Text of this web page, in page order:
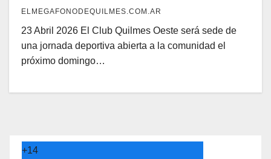
ELMEGAFONODEQUILMES.COM.AR
23 Abril 2026 El Club Quilmes Oeste será sede de
una jornada deportiva abierta a la comunidad el
próximo domingo…
+14